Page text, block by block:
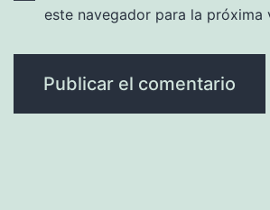
este navegador para la próxima